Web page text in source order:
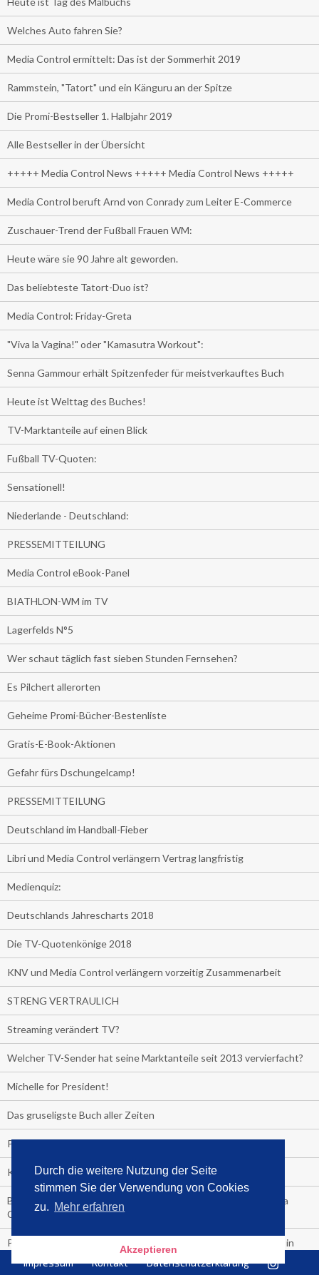
Durch die weitere Nutzung der Seite
stimmen Sie der Verwendung von Cookies
zu. Mehr erfahren
Akzeptieren
Welches Auto fahren Sie?
Media Control ermittelt: Das ist der Sommerhit 2019
Rammstein, "Tatort" und ein Känguru an der Spitze
Die Promi-Bestseller 1. Halbjahr 2019
Alle Bestseller in der Übersicht
+++++ Media Control News +++++ Media Control News +++++
Media Control beruft Arnd von Conrady zum Leiter E-Commerce
Zuschauer-Trend der Fußball Frauen WM:
Heute wäre sie 90 Jahre alt geworden.
Das beliebteste Tatort-Duo ist?
Media Control: Friday-Greta
"Viva la Vagina!" oder "Kamasutra Workout":
Senna Gammour erhält Spitzenfeder für meistverkauftes Buch
Heute ist Welttag des Buches!
TV-Marktanteile auf einen Blick
Fußball TV-Quoten:
Sensationell!
Niederlande - Deutschland:
PRESSEMITTEILUNG
Media Control eBook-Panel
BIATHLON-WM im TV
Lagerfelds N°5
Wer schaut täglich fast sieben Stunden Fernsehen?
Es Pilchert allerorten
Geheime Promi-Bücher-Bestenliste
Gratis-E-Book-Aktionen
Gefahr fürs Dschungelcamp!
PRESSEMITTEILUNG
Deutschland im Handball-Fieber
Libri und Media Control verlängern Vertrag langfristig
Medienquiz:
Deutschlands Jahrescharts 2018
Die TV-Quotenkönige 2018
KNV und Media Control verlängern vorzeitig Zusammenarbeit
STRENG VERTRAULICH
Streaming verändert TV?
Welcher TV-Sender hat seine Marktanteile seit 2013 vervierfacht?
Michelle for President!
Das gruseligste Buch aller Zeiten
Promi-Biografien
Kerkeling erhält Spitzenfeder für meistverkauftes Buch
Börsenverein und MVB verlängern vorzeitig Verträge mit Media
Control bis 2024
PocketBook, Ceebo und Umbreit bringen Hörbuch-Downloads in
Impressum Kontakt Datenschutzerklärung